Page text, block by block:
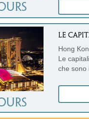
LE
Hong
Le
che sono